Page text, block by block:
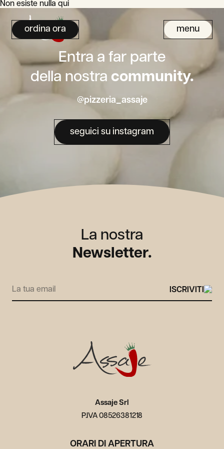
ordina ora menu
Carriera
Area utente
Non esiste nulla qui
Entra a far parte
della nostra community.
@pizzeria_assaje
seguici su instagram
La nostra
Newsletter.
Alternative:
Assaje Srl
P.IVA 08526381218
ORARI DI APERTURA